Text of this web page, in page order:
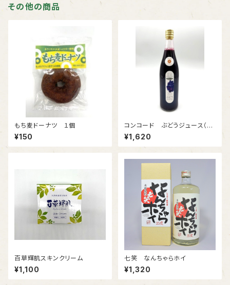
その他の商品
もち麦ドーナツ １個
¥150
コンコード ぶどうジュース（ス
トレート）
¥1,620
百草輝肌スキンクリーム
¥1,100
七笑 なんちゃらホイ
¥1,320